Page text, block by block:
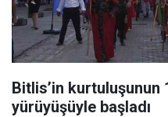
Bitlis’in kurtuluşunun
yürüyüşüyle başladı